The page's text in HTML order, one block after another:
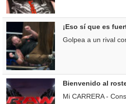
¡Eso sí que es
Golpea a un rival
Bienvenido al
Mi CARRERA -